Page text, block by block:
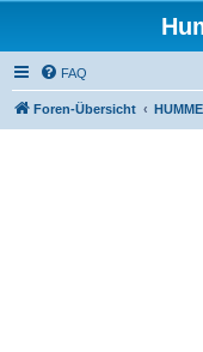
FAQ
Foren-Übersicht